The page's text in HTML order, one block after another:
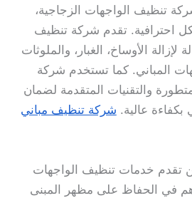
تنظيف الواجهات الزجاجية،
بكل احترافية. تقدم شركة تنظيف
لإزالة الأوساخ، الغبار، والملوثات
المباني. كما تستخدم شركة
والتقنيات المتقدمة لضمان
عالية. شركة تنظيف مباني
تقدم خدمات تنظيف الواجهات
في الحفاظ على مظهر المبنى